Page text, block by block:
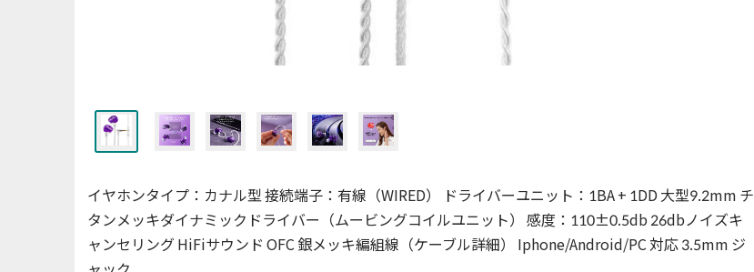
イヤホンタイプ：カナル型 接続端子：有線（WIRED） ドライバーユニット：1BA + 1DD 大型9.2mm チ
タンメッキダイナミックドライバー（ムービングコイルユニット） 感度：110±0.5db 26dbノイズキ
ャンセリング HiFiサウンド OFC 銀メッキ編組線（ケーブル詳細） Iphone/Android/PC 対応 3.5mm ジ